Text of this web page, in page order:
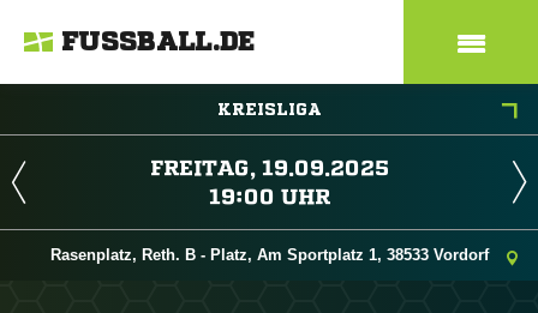
FUSSBALL.DE
KREISLIGA
 
 
Rasenplatz, Reth. B - Platz, Am Sportplatz 1, 38533 Vordorf